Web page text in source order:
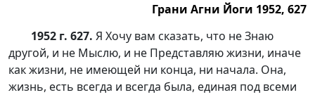
Грани Агни Йоги 1952, 627
1952 г. 627. Я Хочу вам сказать, что не Знаю
другой, и не Мыслю, и не Представляю жизни, иначе
как жизни, не имеющей ни конца, ни начала. Она,
жизнь, есть всегда и всегда была, единая под всеми